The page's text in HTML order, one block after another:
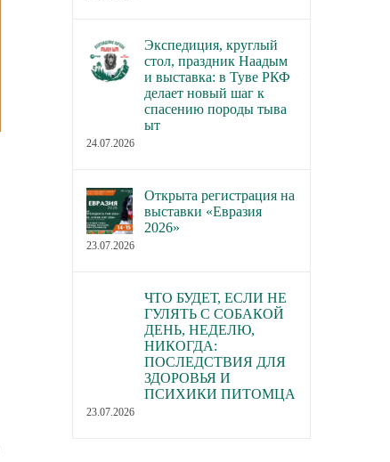
Экспедиция, круглый
стол, праздник Наадым
и выставка: в Туве РКФ
делает новый шаг к
спасению породы тыва
ыт
24.07.2026
Открыта регистрация на
выставки «Евразия
2026»
23.07.2026
ЧТО БУДЕТ, ЕСЛИ НЕ
ГУЛЯТЬ С СОБАКОЙ
ДЕНЬ, НЕДЕЛЮ,
НИКОГДА:
ПОСЛЕДСТВИЯ ДЛЯ
ЗДОРОВЬЯ И
ПСИХИКИ ПИТОМЦА
23.07.2026